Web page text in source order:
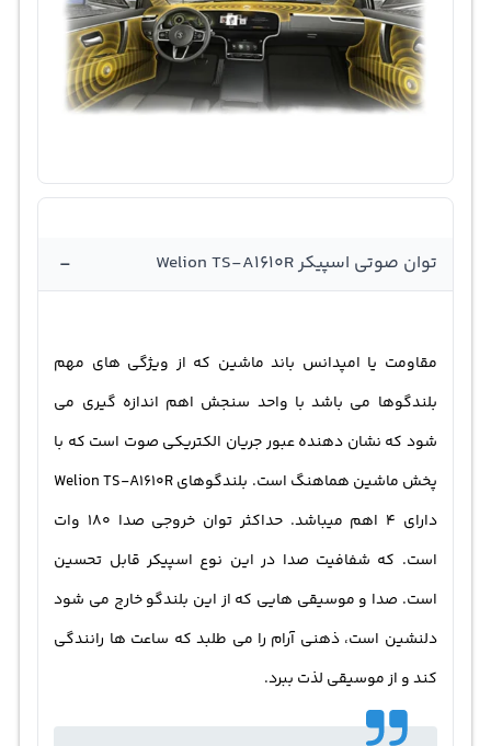
توان صوتی اسپیکر Welion TS-A1610R -
مقاومت یا امپدانس باند ماشین که از ویژگی های مهم
بلندگوها می باشد با واحد سنجش اهم اندازه گیری می
شود که نشان دهنده عبور جریان الکتریکی صوت است که با
پخش ماشین هماهنگ است. بلندگوهای Welion TS-A1610R
دارای 4 اهم میباشد. حداکثر توان خروجی صدا 180 وات
است. که شفافیت صدا در این نوع اسپیکر قابل تحسین
است. صدا و موسیقی هایی که از این بلندگو خارج می شود
دلنشین است، ذهنی آرام را می طلبد که ساعت ها رانندگی
کند و از موسیقی لذت ببرد.